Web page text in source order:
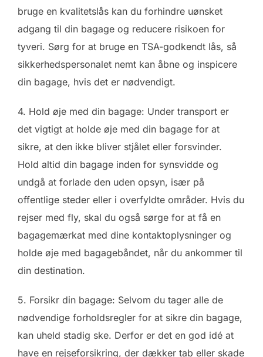
bruge en kvalitetslås kan du forhindre uønsket
adgang til din bagage og reducere risikoen for
tyveri. Sørg for at bruge en TSA-godkendt lås, så
sikkerhedspersonalet nemt kan åbne og inspicere
din bagage, hvis det er nødvendigt.
4. Hold øje med din bagage: Under transport er
det vigtigt at holde øje med din bagage for at
sikre, at den ikke bliver stjålet eller forsvinder.
Hold altid din bagage inden for synsvidde og
undgå at forlade den uden opsyn, især på
offentlige steder eller i overfyldte områder. Hvis du
rejser med fly, skal du også sørge for at få en
bagagemærkat med dine kontaktoplysninger og
holde øje med bagagebåndet, når du ankommer til
din destination.
5. Forsikr din bagage: Selvom du tager alle de
nødvendige forholdsregler for at sikre din bagage,
kan uheld stadig ske. Derfor er det en god idé at
have en rejseforsikring, der dækker tab eller skade